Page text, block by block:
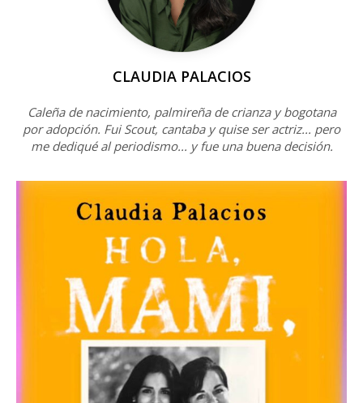
CLAUDIA PALACIOS
Caleña de nacimiento, palmireña de crianza y bogotana
por adopción. Fui Scout, cantaba y quise ser actriz... pero
me dediqué al periodismo... y fue una buena decisión.